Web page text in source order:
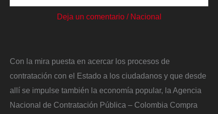
Deja un comentario / Nacional
Con la mira puesta en acercar los procesos de
contratación con el Estado a los ciudadanos y que desde
allí se impulse también la economía popular, la Agencia
Nacional de Contratación Pública – Colombia Compra